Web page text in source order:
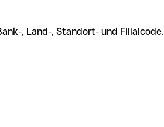
, Land-, Standort- und Filialcode.